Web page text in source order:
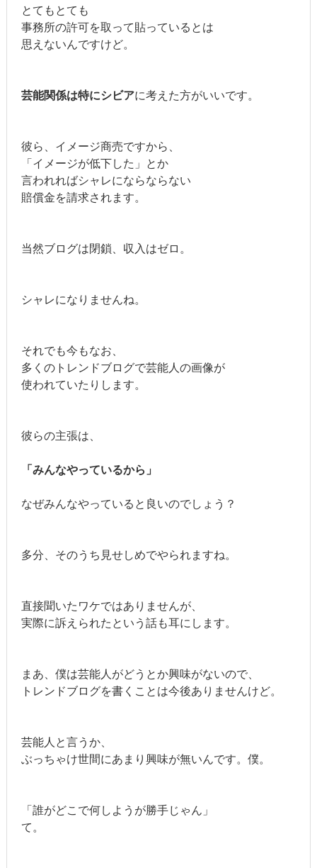
とてもとても
事務所の許可を取って貼っているとは
思えないんですけど。
芸能関係は特にシビアに考えた方がいいです。
彼ら、イメージ商売ですから、
「イメージが低下した」とか
言われればシャレにならならない
賠償金を請求されます。
当然ブログは閉鎖、収入はゼロ。
シャレになりませんね。
それでも今もなお、
多くのトレンドブログで芸能人の画像が
使われていたりします。
彼らの主張は、
「みんなやっているから」
なぜみんなやっていると良いのでしょう？
多分、そのうち見せしめでやられますね。
直接聞いたワケではありませんが、
実際に訴えられたという話も耳にします。
まあ、僕は芸能人がどうとか興味がないので、
トレンドブログを書くことは今後ありませんけど。
芸能人と言うか、
ぶっちゃけ世間にあまり興味が無いんです。僕。
「誰がどこで何しようが勝手じゃん」
て。